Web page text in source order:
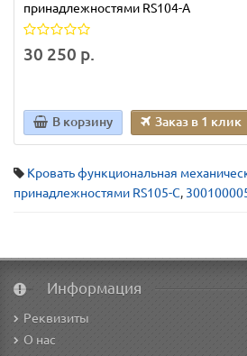
принадлежностями RS104-A
30 250 р.
В корзину Заказ в 1 клик
Кровать функциональная
принадлежностями RS105-С,
Информация
Реквизиты
О нас